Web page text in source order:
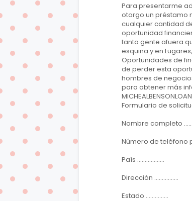
Para presentarme
otorgo un préstamo
cualquier cantidad
oportunidad
tanta gente afuera
esquina y en
Oportunidades de
de perder esta
hombres de
para obtener más
Formulario de
Nombre completo
Número de teléfono
País ..................
Dirección ................
Estado ...............